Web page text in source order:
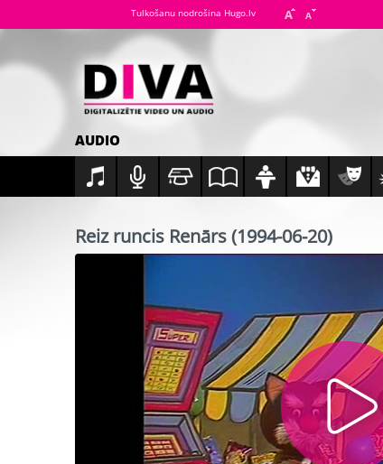
Tulkošanu nodrošina Hugo.lv
AUDIO
Reiz runcis Renārs (1994-06-20)